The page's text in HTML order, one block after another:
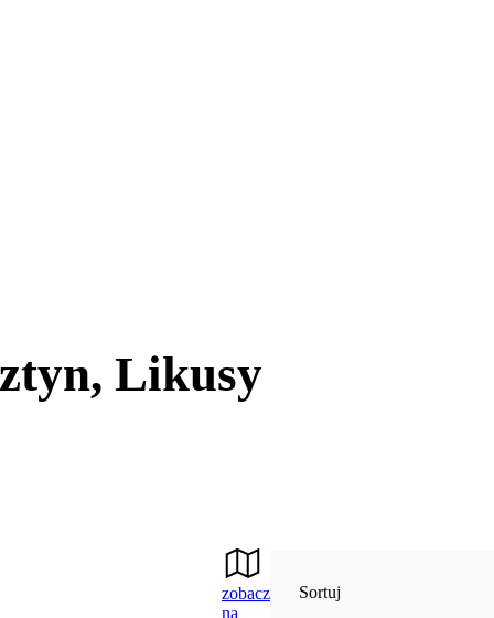
Likusy
zobacz
na
Sortuj